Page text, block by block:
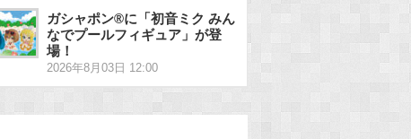
ガシャポン®に「初音ミク みん
なでプールフィギュア」が登
場！
2026年8月03日 12:00